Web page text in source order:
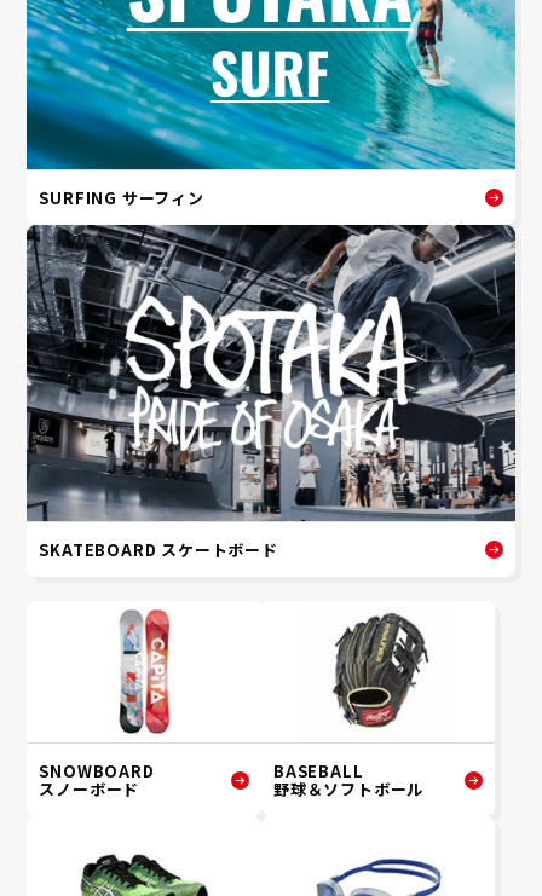
SURFING サーフィン
SKATEBOARD スケートボード
SNOWBOARD
スノーボード
BASEBALL
野球＆ソフトボール